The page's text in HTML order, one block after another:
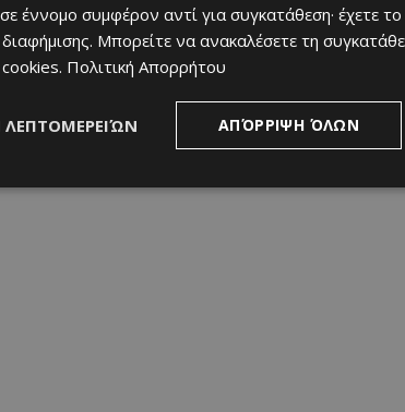
έννομο συμφέρον αντί για συγκατάθεση· έχετε
. Μπορείτε να ανακαλέσετε τη
cookies. Πολιτική Απορρήτου
ΑΠΌΡΡΙΨΗ ΌΛΩΝ